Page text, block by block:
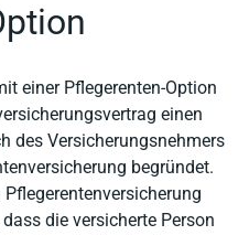
einer Pflegerenten-Option
einen
des Versicherungsnehmers
begründet.
die versicherte Person